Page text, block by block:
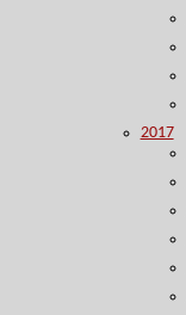
2017